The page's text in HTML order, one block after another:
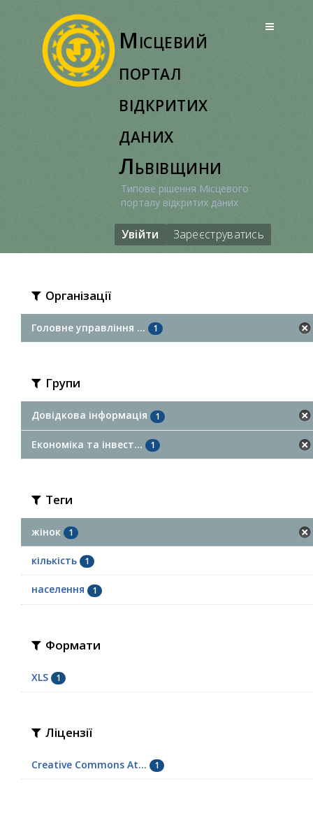
Місцевий
портал
відкритих
даних
Львівщини
Типове рішення Місцевого
порталу відкритих даних
Увійти Зареєструватись
Організації
Головне управління ... 1
Групи
Довідкова інформація 1
Економіка та інвест... 1
Теги
жінок 1
кількість 1
населення 1
Формати
XLS 1
Ліцензії
Creative Commons At... 1